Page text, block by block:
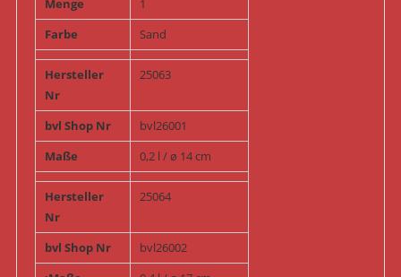
Menge
1
Farbe
Sand
Hersteller
Nr
25063
bvl Shop Nr
bvl26001
Maße
0,2 l / ø 14 cm
Hersteller
Nr
25064
bvl Shop Nr
bvl26002